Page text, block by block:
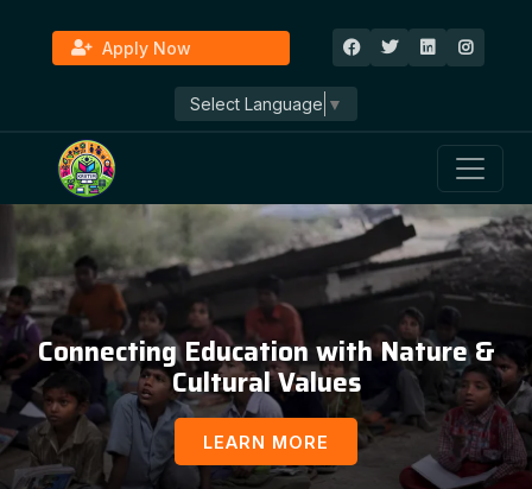
Apply Now
Select Language ▼
Connecting Education with Nature &
Cultural Values
LEARN MORE